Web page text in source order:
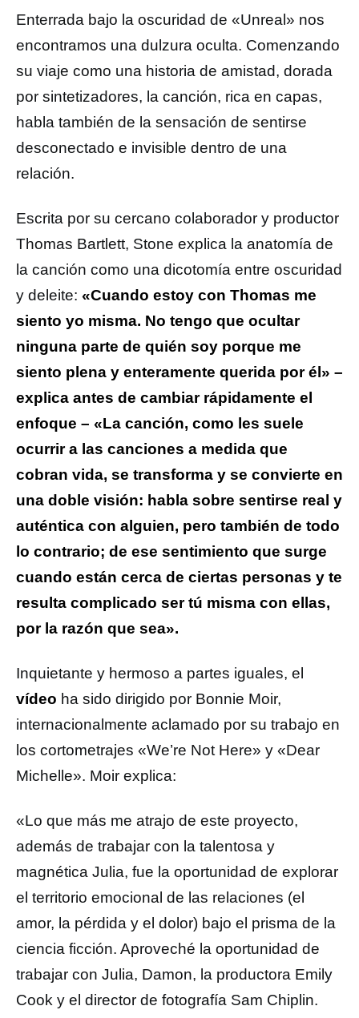
Enterrada bajo la oscuridad de «Unreal» nos
encontramos una dulzura oculta. Comenzando
su viaje como una historia de amistad, dorada
por sintetizadores, la canción, rica en capas,
habla también de la sensación de sentirse
desconectado e invisible dentro de una
relación.
Escrita por su cercano colaborador y productor
Thomas Bartlett, Stone explica la anatomía de
la canción como una dicotomía entre oscuridad
y deleite: «Cuando estoy con Thomas me
siento yo misma. No tengo que ocultar
ninguna parte de quién soy porque me
siento plena y enteramente querida por él» –
explica antes de cambiar rápidamente el
enfoque – «La canción, como les suele
ocurrir a las canciones a medida que
cobran vida, se transforma y se convierte en
una doble visión: habla sobre sentirse real y
auténtica con alguien, pero también de todo
lo contrario; de ese sentimiento que surge
cuando están cerca de ciertas personas y te
resulta complicado ser tú misma con ellas,
por la razón que sea».
Inquietante y hermoso a partes iguales, el
vídeo ha sido dirigido por Bonnie Moir,
internacionalmente aclamado por su trabajo en
los cortometrajes «We’re Not Here» y «Dear
Michelle». Moir explica:
«Lo que más me atrajo de este proyecto,
además de trabajar con la talentosa y
magnética Julia, fue la oportunidad de explorar
el territorio emocional de las relaciones (el
amor, la pérdida y el dolor) bajo el prisma de la
ciencia ficción. Aproveché la oportunidad de
trabajar con Julia, Damon, la productora Emily
Cook y el director de fotografía Sam Chiplin.